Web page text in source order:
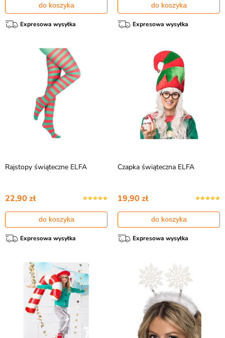
do koszyka
Expresowa wysyłka
do koszyka
Expresowa wysyłka
Rajstopy świąteczne ELFA
22,90 zł
do koszyka
Expresowa wysyłka
Czapka świąteczna ELFA
19,90 zł
do koszyka
Expresowa wysyłka